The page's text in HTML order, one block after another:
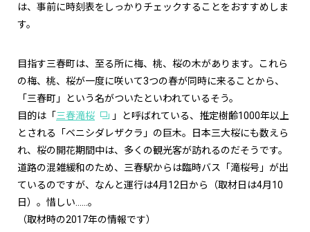
は、事前に時刻表をしっかりチェックすることをおすすめしま
す。
目指す三春町は、至る所に梅、桃、桜の木があります。これら
の梅、桃、桜が一度に咲いて3つの春が同時に来ることから、
「三春町」という名がついたといわれているそう。
目的は「 三春滝桜 」と呼ばれている、推定樹齢1000年以上
とされる「ベニシダレザクラ」の巨木。日本三大桜にも数えら
れ、桜の開花期間中は、多くの観光客が訪れるのだそうです。
道路の混雑緩和のため、三春駅からは臨時バス「滝桜号」が出
ているのですが、なんと運行は4月 12 日から（取材日は4月 10
日）。惜しい……。
（取材時の2017年の情報です）